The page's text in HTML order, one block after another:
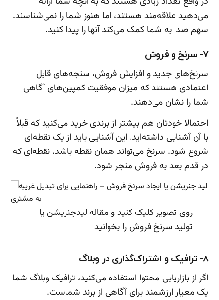
می‌دهید علاقه‌مند هستند، اما هنوز شما را نمی‌شناسند.
سهم صدا به شما کمک می‌کند آنها را پیدا کنید.
7- سرنخ و فروش
سرنخ‌های جدید و افزایش فروش، سنجه‌های قابل
اعتمادی هستند که میزان موفقیت کمپین‌های آگاهی
شما را نشان می‌دهند.
احتمالا خودتان هم بیشتر از برندی خرید می‌کنید که قبلاً
با آن آشنایی داشته‌اید. این آشنایی باید از یک نقطه‌ای
شروع شود. سرنخ می‌تواند همان نقطه باشد. نقطه‌ای که
در قدم بعد به فروش منجر شود.
روی تصویر کلیک کنید و مقاله لیدجنریشن یا
تولید سرنخ فروش را بخوانید
8- ترافیک و اشتراک‌گذاری در وبلاگ
اگر از بازاریابی محتوا استفاده می‌کنید، ترافیک وبلاگ شما
یک معیار ارزشمند برای آگاهی از برند شماست.